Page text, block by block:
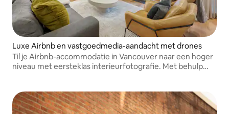
Luxe Airbnb en vastgoedmedia-aandacht met drones
Til je Airbnb-accommodatie in Vancouver naar een hoger
niveau met eersteklas interieurfotografie. Met behulp
boekingen binnen te halen.